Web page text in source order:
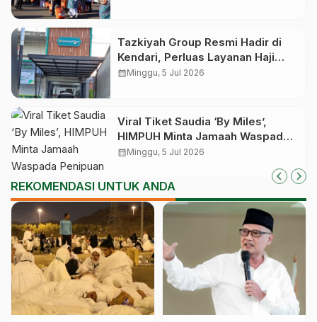
Tazkiyah Group Resmi Hadir di
Kendari, Perluas Layanan Haji
Khusus dan Umrah di Sulawesi
calendar_monthMinggu, 5 Jul 2026
Viral Tiket Saudia ‘By Miles’,
HIMPUH Minta Jamaah Waspada
Penipuan
calendar_monthMinggu, 5 Jul 2026
REKOMENDASI UNTUK ANDA